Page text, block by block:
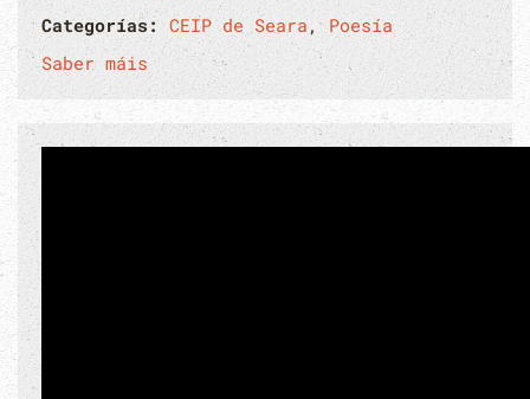
Categorías:CEIP de Seara, Poesía
Saber máis